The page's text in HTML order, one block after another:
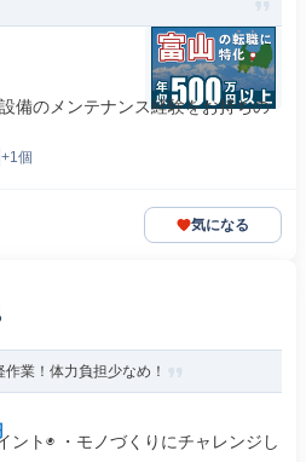
備のメンテナンス経験をお持ちの
+1個
気になる
業！体力負担少なめ！
ント◉ ・モノづくりにチャレンジし